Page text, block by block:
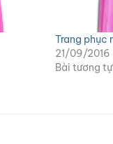
Trang phục
21/09/2016
Bài tương tự